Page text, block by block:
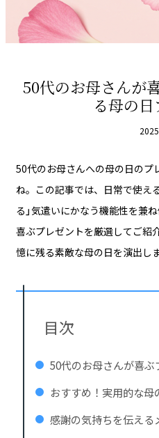
50代のお母さんが
る母の日
50代のお母さんへの母の日のプ
ね。この記事では、日常で使え
る」気遣いにかなう機能性を兼
喜ぶプレゼントを厳選してご紹
憶に残る素敵な母の日を演出し
目次
50代のお母さんが喜
おすすめ！実用的な
感謝の気持ちを伝える